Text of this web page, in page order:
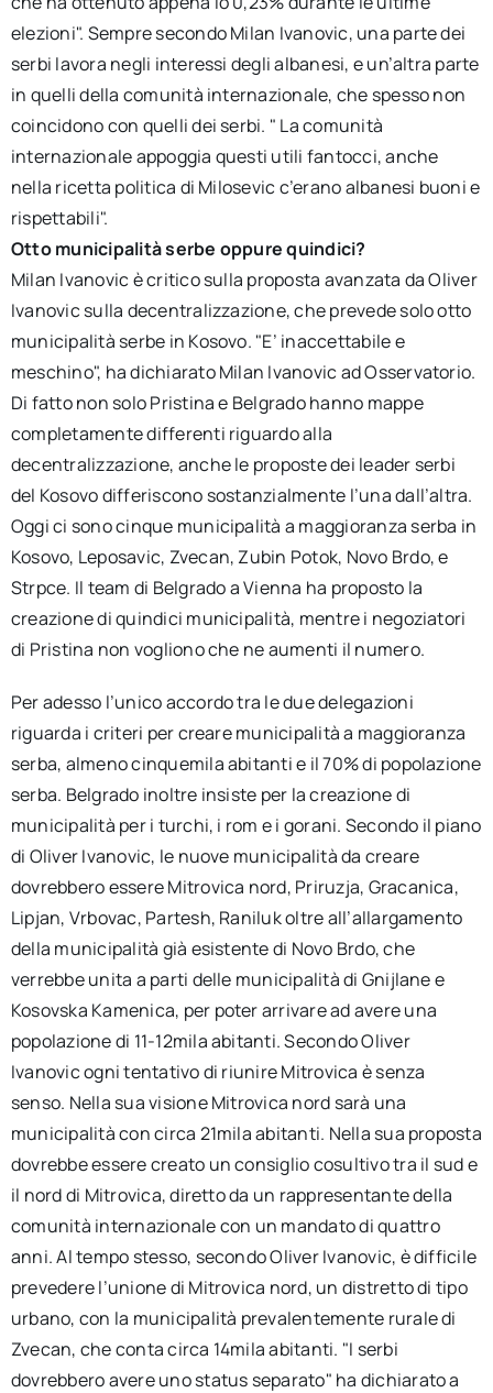
elezioni". Sempre secondo Milan Ivanovic, una parte dei
serbi lavora negli interessi degli albanesi, e un’altra parte
in quelli della comunità internazionale, che spesso non
coincidono con quelli dei serbi. " La comunità
internazionale appoggia questi utili fantocci, anche
nella ricetta politica di Milosevic c’erano albanesi buoni e
rispettabili".
Otto municipalità serbe oppure quindici?
Milan Ivanovic è critico sulla proposta avanzata da Oliver
Ivanovic sulla decentralizzazione, che prevede solo otto
municipalità serbe in Kosovo. "E’ inaccettabile e
meschino", ha dichiarato Milan Ivanovic ad Osservatorio.
Di fatto non solo Pristina e Belgrado hanno mappe
completamente differenti riguardo alla
decentralizzazione, anche le proposte dei leader serbi
del Kosovo differiscono sostanzialmente l’una dall’altra.
Oggi ci sono cinque municipalità a maggioranza serba in
Kosovo, Leposavic, Zvecan, Zubin Potok, Novo Brdo, e
Strpce. Il team di Belgrado a Vienna ha proposto la
creazione di quindici municipalità, mentre i negoziatori
di Pristina non vogliono che ne aumenti il numero.
Per adesso l’unico accordo tra le due delegazioni
riguarda i criteri per creare municipalità a maggioranza
serba, almeno cinquemila abitanti e il 70% di popolazione
serba. Belgrado inoltre insiste per la creazione di
municipalità per i turchi, i rom e i gorani. Secondo il piano
di Oliver Ivanovic, le nuove municipalità da creare
dovrebbero essere Mitrovica nord, Priruzja, Gracanica,
Lipjan, Vrbovac, Partesh, Raniluk oltre all’allargamento
della municipalità già esistente di Novo Brdo, che
verrebbe unita a parti delle municipalità di Gnijlane e
Kosovska Kamenica, per poter arrivare ad avere una
popolazione di 11-12mila abitanti. Secondo Oliver
Ivanovic ogni tentativo di riunire Mitrovica è senza
senso. Nella sua visione Mitrovica nord sarà una
municipalità con circa 21mila abitanti. Nella sua proposta
dovrebbe essere creato un consiglio cosultivo tra il sud e
il nord di Mitrovica, diretto da un rappresentante della
comunità internazionale con un mandato di quattro
anni. Al tempo stesso, secondo Oliver Ivanovic, è difficile
prevedere l’unione di Mitrovica nord, un distretto di tipo
urbano, con la municipalità prevalentemente rurale di
Zvecan, che conta circa 14mila abitanti. "I serbi
dovrebbero avere uno status separato" ha dichiarato a